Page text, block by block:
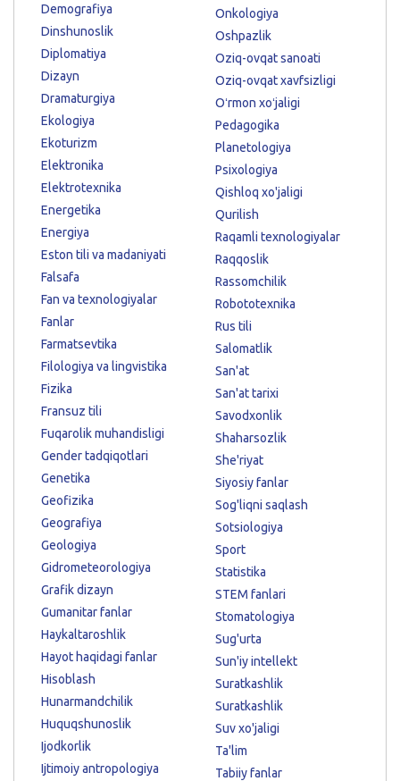
Demografiya
Dinshunoslik
Diplomatiya
Dizayn
Dramaturgiya
Ekologiya
Ekoturizm
Elektronika
Elektrotexnika
Energetika
Energiya
Eston tili va madaniyati
Falsafa
Fan va texnologiyalar
Fanlar
Farmatsevtika
Filologiya va lingvistika
Fizika
Fransuz tili
Fuqarolik muhandisligi
Gender tadqiqotlari
Genetika
Geofizika
Geografiya
Geologiya
Gidrometeorologiya
Grafik dizayn
Gumanitar fanlar
Haykaltaroshlik
Hayot haqidagi fanlar
Hisoblash
Hunarmandchilik
Huquqshunoslik
Ijodkorlik
Ijtimoiy antropologiya
Onkologiya
Oshpazlik
Oziq-ovqat sanoati
Oziq-ovqat xavfsizligi
Oʻrmon xoʻjaligi
Pedagogika
Planetologiya
Psixologiya
Qishloq xo'jaligi
Qurilish
Raqamli texnologiyalar
Raqqoslik
Rassomchilik
Robototexnika
Rus tili
Salomatlik
San'at
San'at tarixi
Savodxonlik
Shaharsozlik
She'riyat
Siyosiy fanlar
Sog'liqni saqlash
Sotsiologiya
Sport
Statistika
STEM fanlari
Stomatologiya
Sug'urta
Sun'iy intellekt
Suratkashlik
Suratkashlik
Suv xo'jaligi
Ta'lim
Tabiiy fanlar